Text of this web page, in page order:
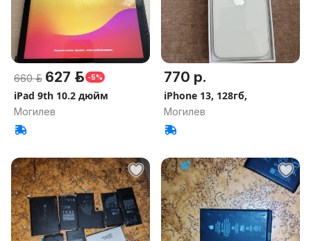
660 р. 627 р. -5%
iPad 9th 10.2 дюйм
Могилев
770 р.
iPhone 13, 128гб,
Могилев